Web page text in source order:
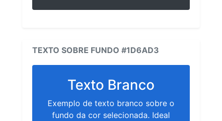
TEXTO SOBRE FUNDO #1D6AD3
Texto Branco
Exemplo de texto branco sobre o
fundo da cor selecionada. Ideal